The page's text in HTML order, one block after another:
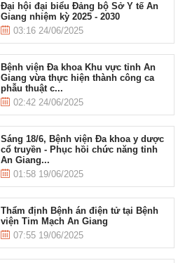
Đại hội đại biểu Đảng bộ Sở Y tế An
Giang nhiệm kỳ 2025 - 2030
03:16 24/06/2025
Bệnh viện Đa khoa Khu vực tỉnh An
Giang vừa thực hiện thành công ca
phẫu thuật c...
02:42 24/06/2025
Sáng 18/6, Bệnh viện Đa khoa y dược
cổ truyền - Phục hồi chức năng tỉnh
An Giang...
01:58 19/06/2025
Thẩm định Bệnh án điện tử tại Bệnh
viện Tim Mạch An Giang
07:55 19/06/2025